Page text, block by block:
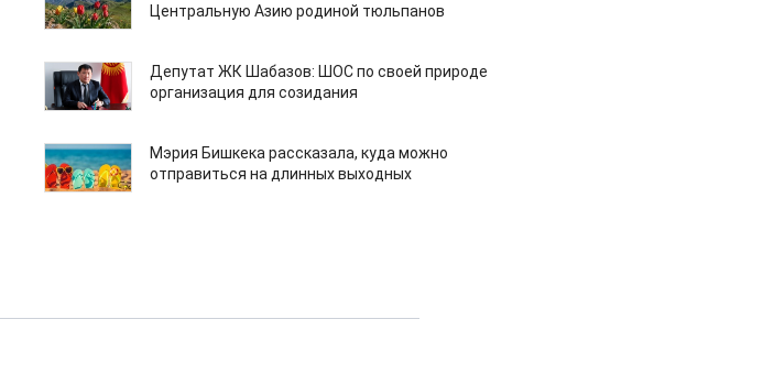
Центральную Азию родиной тюльпанов
Депутат ЖК Шабазов: ШОС по своей природе
организация для созидания
Мэрия Бишкека рассказала, куда можно
отправиться на длинных выходных